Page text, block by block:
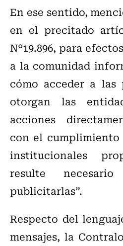
En ese sentido,
en el precitado
N°19.896, para
a la comunidad
cómo acceder a las
otorgan las
acciones
con el cumplimiento
institucionales
resulte
publicitarlas”.
Respecto del
mensajes, la